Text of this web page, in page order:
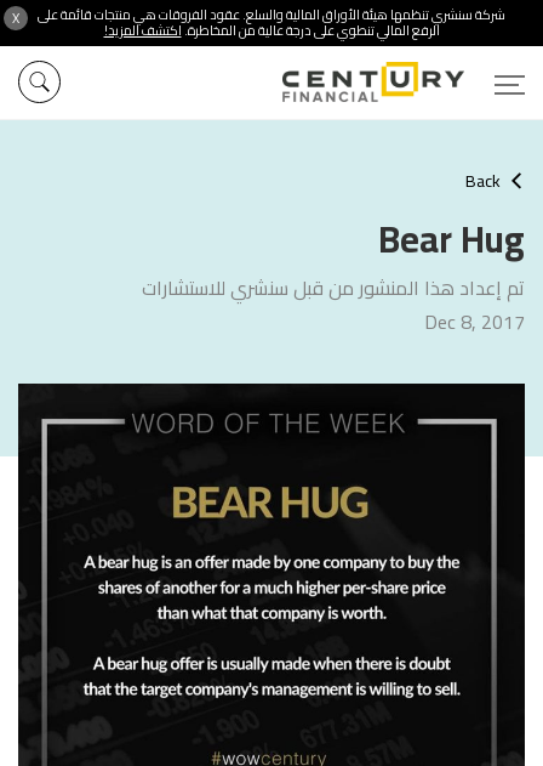
X شركة سنشري تنظمها هيئة الأوراق المالية والسلع. عقود الفروقات هي منتجات قائمة على
الرفع المالي تنطوي على درجة عالية من المخاطرة.اكتشف المزيد!
Back
Bear Hug
تم إعداد هذا المنشور من قبل سنشري للاستشارات
Dec 8, 2017